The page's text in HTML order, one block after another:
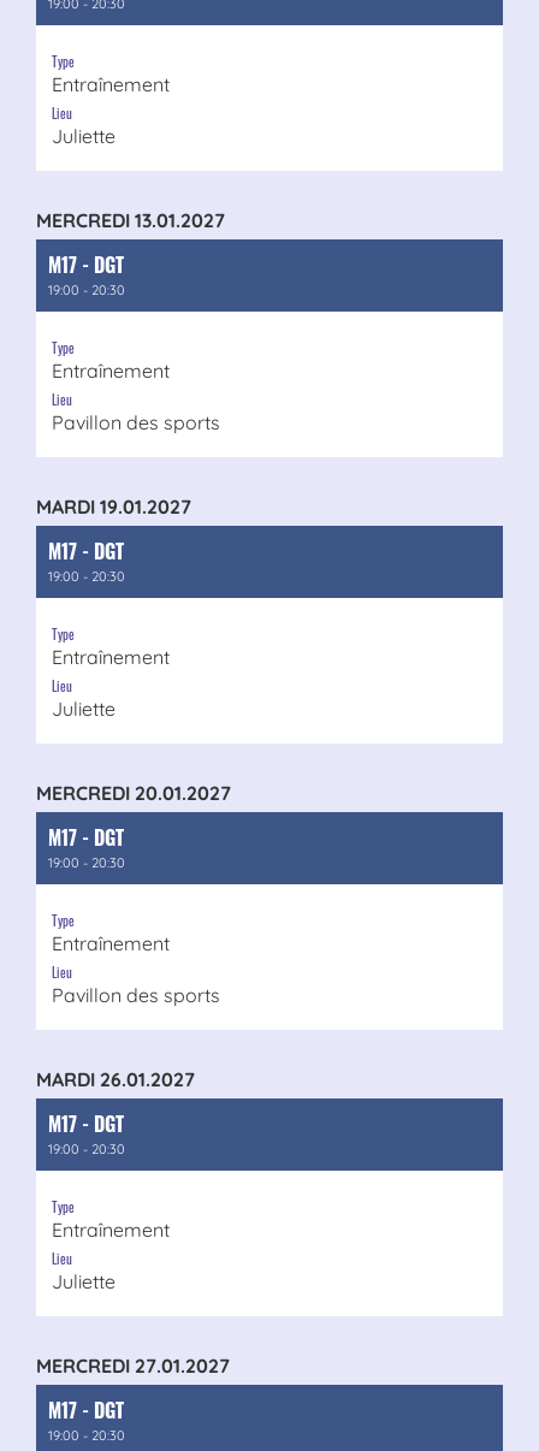
19:00 - 20:30
Type
Entraînement
Lieu
Juliette
MERCREDI 13.01.2027
M17 - DGT
19:00 - 20:30
Type
Entraînement
Lieu
Pavillon des sports
MARDI 19.01.2027
M17 - DGT
19:00 - 20:30
Type
Entraînement
Lieu
Juliette
MERCREDI 20.01.2027
M17 - DGT
19:00 - 20:30
Type
Entraînement
Lieu
Pavillon des sports
MARDI 26.01.2027
M17 - DGT
19:00 - 20:30
Type
Entraînement
Lieu
Juliette
MERCREDI 27.01.2027
M17 - DGT
19:00 - 20:30